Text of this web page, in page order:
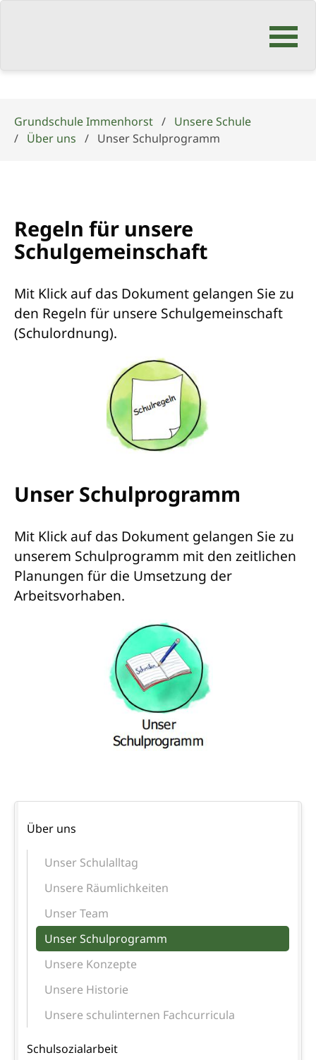
Navigation
Grundschule Immenhorst
Unsere Schule
Über uns
Unser Schulprogramm
Regeln für unsere
Schulgemeinschaft
Mit Klick auf das Dokument gelangen Sie zu
den Regeln für unsere Schulgemeinschaft
(Schulordnung).
Unser Schulprogramm
Mit Klick auf das Dokument gelangen Sie zu
unserem Schulprogramm mit den zeitlichen
Planungen für die Umsetzung der
Arbeitsvorhaben.
überspringen
Über uns
Unser Schulalltag
Unsere Räumlichkeiten
Unser Team
Unser Schulprogramm
Unsere Konzepte
Unsere Historie
Unsere schulinternen Fachcurricula
Schulsozialarbeit